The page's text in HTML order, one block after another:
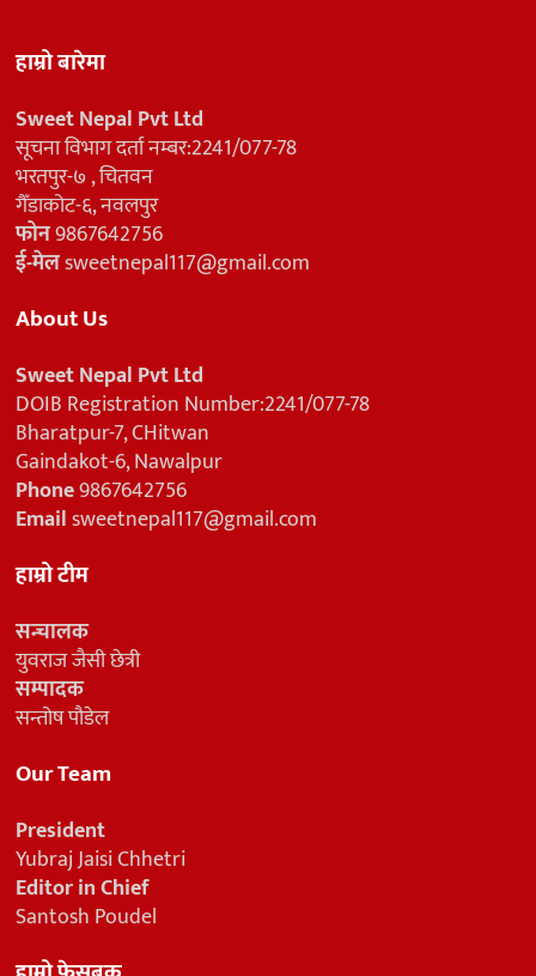
हाम्रो बारेमा
Sweet Nepal Pvt Ltd
सूचना विभाग दर्ता नम्बर:2241/077-78
भरतपुर-७ , चितवन
गैँडाकोट-६, नवलपुर
फोन9867642756
ई-मेलsweetnepal117@gmail.com
About Us
Sweet Nepal Pvt Ltd
DOIB Registration Number:2241/077-78
Bharatpur-7, CHitwan
Gaindakot-6, Nawalpur
Phone9867642756
Emailsweetnepal117@gmail.com
हाम्रो टीम
सन्चालक
युवराज जैसी छेत्री
सम्पादक
सन्तोष पौडेल
Our Team
President
Yubraj Jaisi Chhetri
Editor in Chief
Santosh Poudel